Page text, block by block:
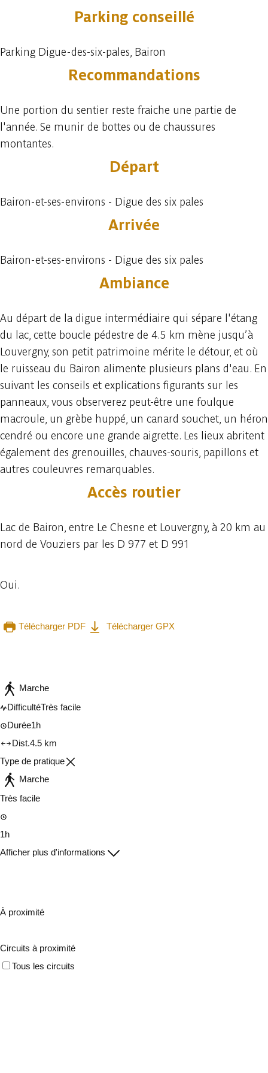
Parking conseillé
Parking Digue-des-six-pales, Bairon
Recommandations
Une portion du sentier reste fraiche une partie de
l'année. Se munir de bottes ou de chaussures
montantes.
Départ
Bairon-et-ses-environs - Digue des six pales
Arrivée
Bairon-et-ses-environs - Digue des six pales
Ambiance
Au départ de la digue intermédiaire qui sépare l'étang
du lac, cette boucle pédestre de 4.5 km mène jusqu’à
Louvergny, son petit patrimoine mérite le détour, et où
le ruisseau du Bairon alimente plusieurs plans d'eau. En
suivant les conseils et explications figurants sur les
panneaux, vous observerez peut-être une foulque
macroule, un grèbe huppé, un canard souchet, un héron
cendré ou encore une grande aigrette. Les lieux abritent
également des grenouilles, chauves-souris, papillons et
autres couleuvres remarquables.
Accès routier
Lac de Bairon, entre Le Chesne et Louvergny, à 20 km au
nord de Vouziers par les D 977 et D 991
Oui.
Télécharger PDF
Télécharger GPX
Marche
DifficultéTrès facile
Durée1h
Dist.4.5 km
Type de pratique
Marche
Très facile
1h
Afficher plus d'informations
À proximité
Circuits à proximité
Tous les circuits